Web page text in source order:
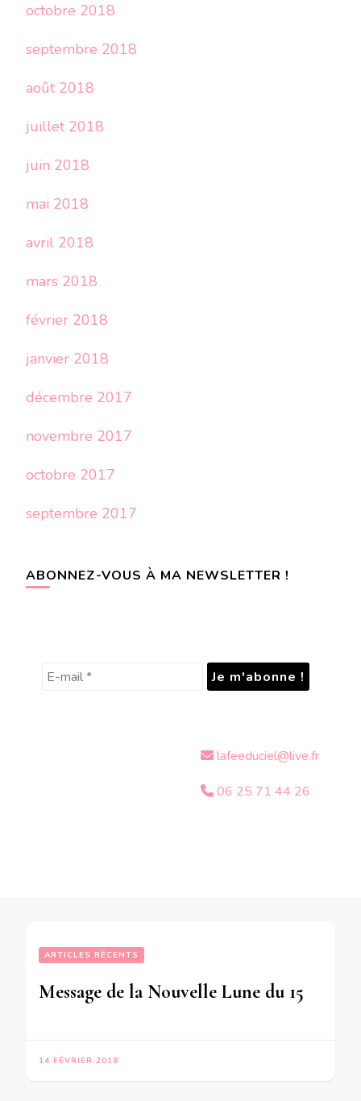
octobre 2018
septembre 2018
août 2018
juillet 2018
juin 2018
mai 2018
avril 2018
mars 2018
février 2018
janvier 2018
décembre 2017
novembre 2017
octobre 2017
septembre 2017
ABONNEZ-VOUS À MA NEWSLETTER !
lafeeduciel@live.fr
06 25 71 44 26
ARTICLES RÉCENTS
14 FÉVRIER 2018